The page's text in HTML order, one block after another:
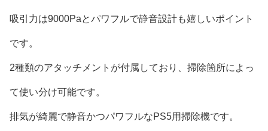
吸引力は9000Paとパワフルで静音設計も嬉しいポイント
です。
2種類のアタッチメントが付属しており、掃除箇所によっ
て使い分け可能です。
排気が綺麗で静音かつパワフルなPS5用掃除機です。